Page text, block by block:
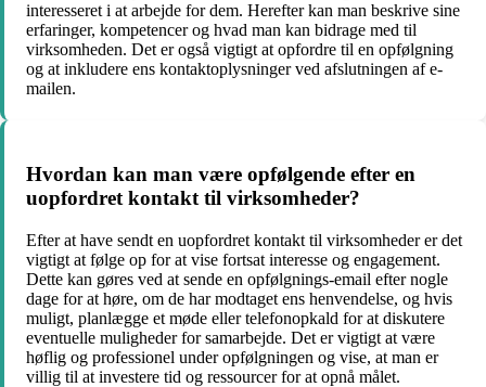
interesseret i at arbejde for dem. Herefter kan man beskrive sine
erfaringer, kompetencer og hvad man kan bidrage med til
virksomheden. Det er også vigtigt at opfordre til en opfølgning
og at inkludere ens kontaktoplysninger ved afslutningen af e-
mailen.
Hvordan kan man være opfølgende efter en
uopfordret kontakt til virksomheder?
Efter at have sendt en uopfordret kontakt til virksomheder er det
vigtigt at følge op for at vise fortsat interesse og engagement.
Dette kan gøres ved at sende en opfølgnings-email efter nogle
dage for at høre, om de har modtaget ens henvendelse, og hvis
muligt, planlægge et møde eller telefonopkald for at diskutere
eventuelle muligheder for samarbejde. Det er vigtigt at være
høflig og professionel under opfølgningen og vise, at man er
villig til at investere tid og ressourcer for at opnå målet.